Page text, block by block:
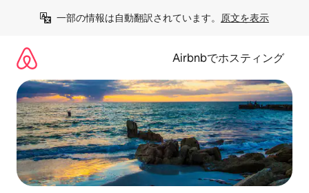
一部の情報は自動翻訳されています。 原文を表示
Airbnbでホスティング